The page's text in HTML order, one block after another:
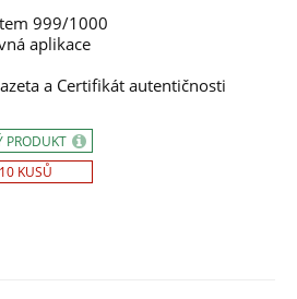
999/1000
aplikace
a Certifikát autentičnosti
PRODUKT
KUSŮ